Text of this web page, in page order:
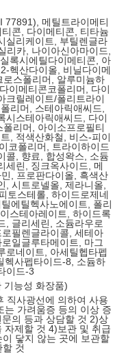
77891), 메틸트라이메티
콘, 다이메티콘, 티타늄
실리케이트, 부틸렌글라
리카, 나이아신아마이드,
록시에틸다이메티콘, 아
헥산다이올, 비닐다이메
스폴리머, 알루미늄하
이메티콘코폴리머, 다이
크릴레이트/폴리트라이
리머, 스테아릭애씨드,
시스테아릭애씨드, 다이
리머, 아이소프로필티
, 적색산화철, 비스-피이
코폴리머, 트라이하이드
콜, 향료, 합성왁스, 소듐
세린, 징크옥사이드, 메
, 프로판다이올, 흑색산
, 시트로넬올, 제라니올,
토스테롤, 하이드로제네
에틸헥사노에이트, 폴리
스테아레이트, 하이드록
, 글리세린, 소듐라우로
필렌글라이콜, 세테아
일글루타메이트, 마그
로네이트, 아세틸헵타펩
헥사펩타이드-8, 소듐하
이드-3
기능성 화장품)
직사광선에 의하여 사용
는 가려움증 등의 이상 증
의 등과 상담할 것 2)상
자제할 것 4)보관 및 취급
닿지 않는 곳에 보관할
것